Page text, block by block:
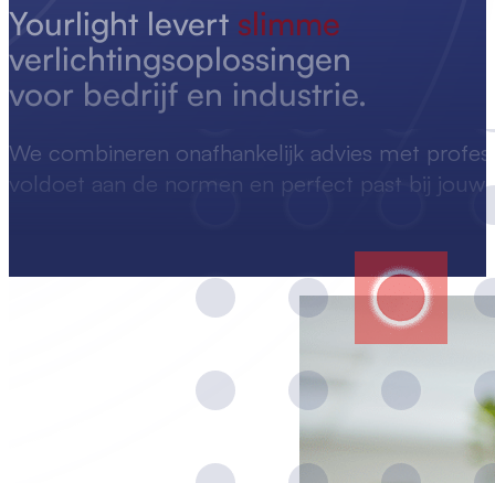
Yourlight levert slimme
verlichtingsoplossingen
voor bedrijf en industrie.
We combineren onafhankelijk advies met
voldoet aan de normen en perfect past bij jouw